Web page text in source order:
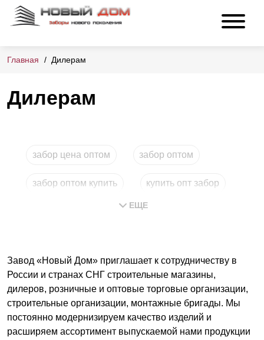
Главная Дилерам
Дилерам
забор цена оптом забор оптом
забор оптом купить купить опт забор
ЕЩЕ
Завод «Новый Дом» приглашает к сотрудничеству в
России и странах СНГ строительные магазины,
дилеров, розничные и оптовые торговые организации,
строительные организации, монтажные бригады. Мы
постоянно модернизируем качество изделий и
расширяем ассортимент выпускаемой нами продукции